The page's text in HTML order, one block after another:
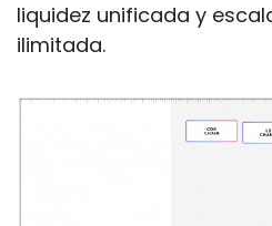
liquidez unificada y
ilimitada.